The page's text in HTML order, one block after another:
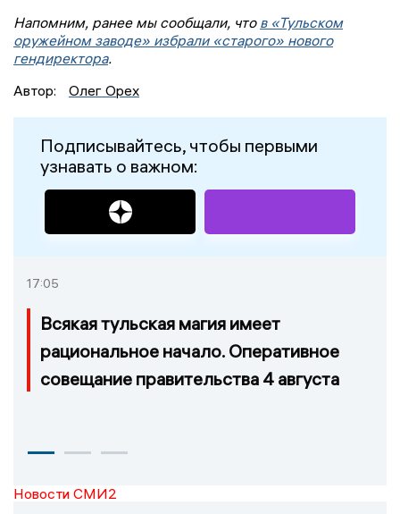
Напомним, ранее мы сообщали, что в «Тульском
оружейном заводе» избрали «старого» нового
гендиректора.
Автор:
Олег Орех
Подписывайтесь, чтобы первыми
узнавать о важном:
17:05
Всякая тульская магия имеет
рациональное начало. Оперативное
совещание правительства 4 августа
Новости СМИ2